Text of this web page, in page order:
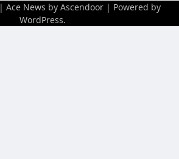
| Ace News by Ascendoor | Powered by
WordPress.